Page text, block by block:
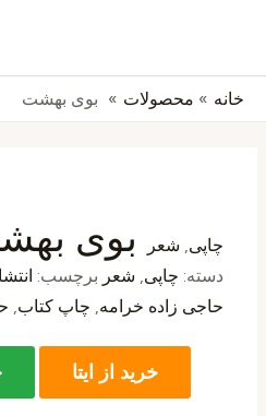
محتوا
خانه محصولات بوی بهشت
چاپی, شعر بوی
دسته: چاپی, شعر برچسب:
حاجی زاده خرامه, چاپ کتاب,
خرید از ایتا